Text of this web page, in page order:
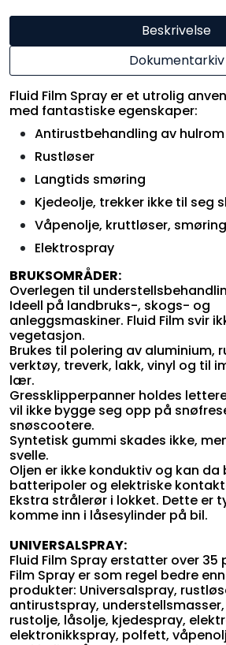
Beskrivelse
Dokumentarkiv
​​​​​​​Fluid Film Spray er et utrolig
med fantastiske egenskaper:
Antirustbehandling av
Rustløser
Langtids smøring
Kjedeolje, trekker ikke til seg
Våpenolje, kruttløser,
Elektrospray
BRUKSOMRÅDER:
Overlegen til
Ideell på landbruks-, skogs- og
anleggsmaskiner. Fluid Film svir
vegetasjon.
Brukes til polering av aluminium,
verktøy, treverk, lakk, vinyl og til
lær.
Gressklipperpanner holdes
vil ikke bygge seg opp på
snøscootere.
Syntetisk gummi skades ikke,
svelle.
Oljen er ikke konduktiv og kan da
batteripoler og elektriske
Ekstra strålerør i lokket. Dette er
komme inn i låsesylinder på bil.
UNIVERSALSPRAY:
Fluid Film Spray erstatter over 35
Film Spray er som regel bedre
produkter: Universalspray,
antirustspray,
rustolje, låsolje, kjedespray,
elektronikkspray, polfett,